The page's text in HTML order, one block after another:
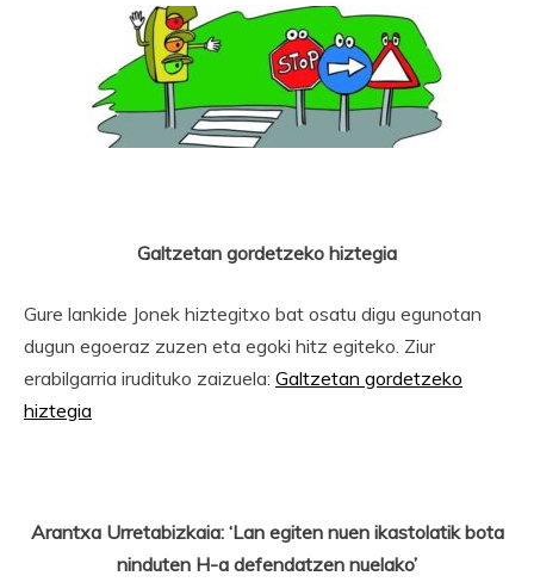
Galtzetan gordetzeko hiztegia
Gure lankide Jonek hiztegitxo bat osatu digu egunotan
dugun egoeraz zuzen eta egoki hitz egiteko. Ziur
erabilgarria irudituko zaizuela: Galtzetan gordetzeko
hiztegia
Arantxa Urretabizkaia: ‘Lan egiten nuen ikastolatik bota
ninduten H-a defendatzen nuelako’